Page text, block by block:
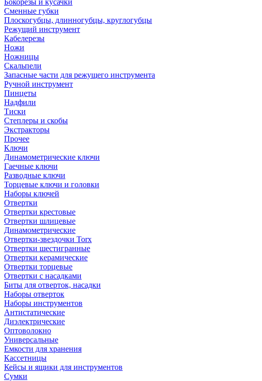
Бокорезы и кусачки
Сменные губки
Плоскогубцы, длинногубцы, круглогубцы
Режущий инструмент
Кабелерезы
Ножи
Ножницы
Скальпели
Запасные части для режущего инструмента
Ручной инструмент
Пинцеты
Надфили
Тиски
Степлеры и скобы
Экстракторы
Прочее
Ключи
Динамометрические ключи
Гаечные ключи
Разводные ключи
Торцевые ключи и головки
Наборы ключей
Отвертки
Отвертки крестовые
Отвертки шлицевые
Динамометрические
Отвертки-звездочки Torx
Отвертки шестигранные
Отвертки керамические
Отвертки торцевые
Отвертки с насадками
Биты для отверток, насадки
Наборы отверток
Наборы инструментов
Антистатические
Диэлектрические
Оптоволокно
Универсальные
Емкости для хранения
Кассетницы
Кейсы и ящики для инструментов
Сумки